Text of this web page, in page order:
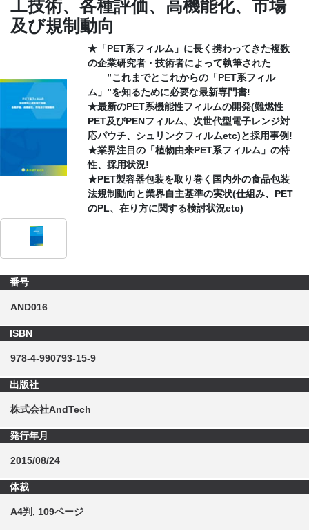
CONTACT
工技術、各種評価、高機能化、市場
及び規制動向
★「PET系フィルム」に長く携わってきた複数
の企業研究者・技術者によって執筆された
”これまでとこれからの「PET系フィル
ム」”を知るために必要な最新専門書!
★最新のPET系機能性フィルムの開発(難燃性
PET及びPENフィルム、次世代型電子レンジ対
応パウチ、シュリンクフィルムetc)と採用事例!
★業界注目の「植物由来PET系フィルム」の特
性、採用状況!
★PET製容器包装を取り巻く国内外の食品包装
法規制動向と業界自主基準の実状(仕組み、PET
のPL、在り方に関する検討状況etc)
番号
AND016
ISBN
978-4-990793-15-9
出版社
株式会社AndTech
発行年月
2015/08/24
体裁
A4判, 109ページ